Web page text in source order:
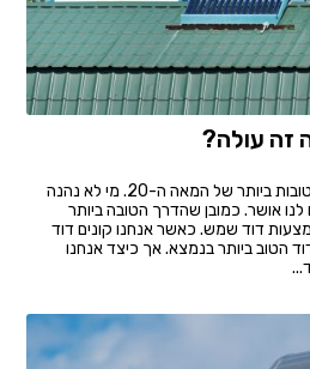
זה עולה?
מים חמים הם אחת ההמצאות הטובות ביותר של המאה ה-20. מי לא נהנה
אושר. כמובן שהדרך הטובה ביותר
דוד שמש. כאשר אנחנו קונים דוד
הטוב ביותר בנמצא. אך כיצד אנחנו